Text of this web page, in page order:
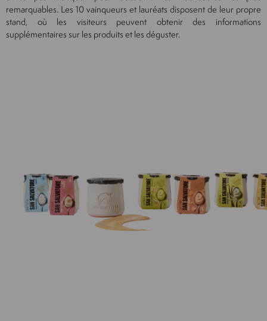
remarquables. Les 10 vainqueurs et lauréats disposent de leur propre
stand, où les visiteurs peuvent obtenir des informations
supplémentaires sur les produits et les déguster.